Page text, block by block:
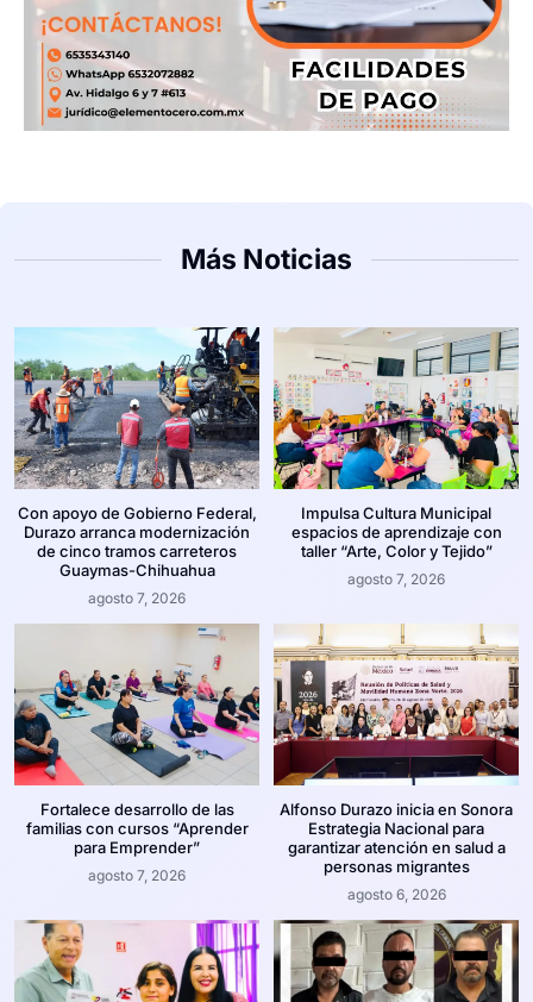
Más Noticias
Con apoyo de Gobierno Federal,
Durazo arranca modernización
de cinco tramos carreteros
Guaymas-Chihuahua
agosto 7, 2026
Impulsa Cultura Municipal
espacios de aprendizaje con
taller “Arte, Color y Tejido”
agosto 7, 2026
Fortalece desarrollo de las
familias con cursos “Aprender
para Emprender”
agosto 7, 2026
Alfonso Durazo inicia en Sonora
Estrategia Nacional para
garantizar atención en salud a
personas migrantes
agosto 6, 2026